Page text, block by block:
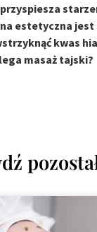
estetyczna jest
kwas
masaż tajski?